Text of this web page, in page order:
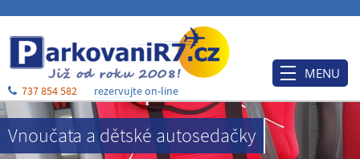
Vnoučata a dětské autosedačky
737 854 582 rezervujte on-line
MENU
Úvod
Ceník